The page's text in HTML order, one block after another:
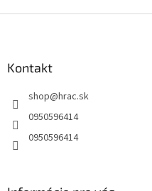
Kontakt
shop@hrac.sk
0950596414
0950596414